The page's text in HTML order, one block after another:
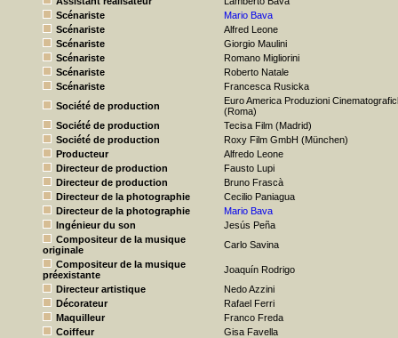
Scénariste
Mario Bava
Scénariste
Alfred Leone
Scénariste
Giorgio Maulini
Scénariste
Romano Migliorini
Scénariste
Roberto Natale
Scénariste
Francesca Rusicka
Société de production
Euro America Produzioni
(Roma)
Société de production
Tecisa Film (Madrid)
Société de production
Roxy Film GmbH (München)
Producteur
Alfredo Leone
Directeur de production
Fausto Lupi
Directeur de production
Bruno Frascà
Directeur de la photographie
Cecilio Paniagua
Directeur de la photographie
Mario Bava
Ingénieur du son
Jesús Peña
Compositeur de la musique
originale
Carlo Savina
Compositeur de la musique
préexistante
Joaquín Rodrigo
Directeur artistique
Nedo Azzini
Décorateur
Rafael Ferri
Maquilleur
Franco Freda
Coiffeur
Gisa Favella